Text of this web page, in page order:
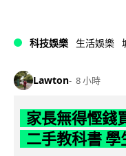
科技娛樂 生活娛樂
Lawton 8 小時
家長無得慳錢
二手教科書